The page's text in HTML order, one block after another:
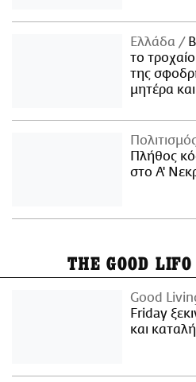
Ελλάδα
το
της
μητέρα
Πλήθος
στο Α'
THE GOOD LIFO
Good
Friday
και